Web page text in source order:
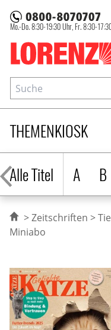
Lorenz
Mo.-Do. 8:30-19:30 Uhr, Fr. 8:30-
THEMENKIOSK
Alle Titel
A B
Suche
Zeitschriftensuche
Zeitschriften
Miniabo